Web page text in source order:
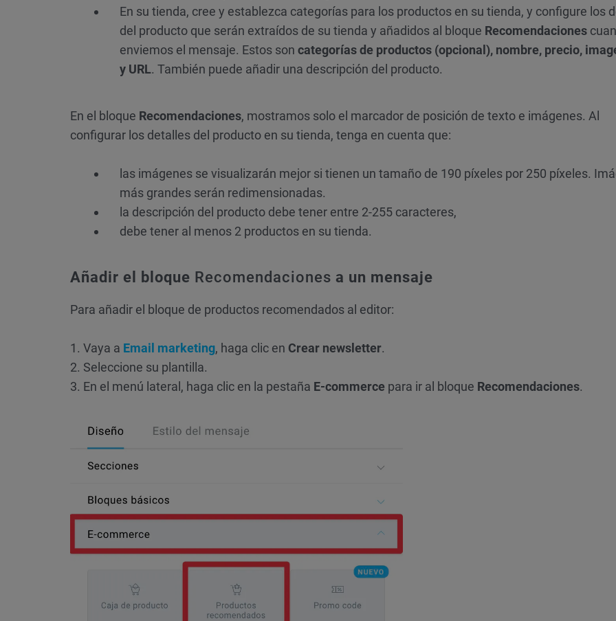
En su tienda, cree y establezca categorías para los productos en su tienda, y configure los
del producto que serán extraídos de su tienda y añadidos al bloque Recomendaciones
enviemos el mensaje. Estos son categorías de productos (opcional), nombre, precio,
y URL. También puede añadir una descripción del producto.
En el bloque Recomendaciones, mostramos solo el marcador de posición de texto e imágenes. Al
configurar los detalles del producto en su tienda, tenga en cuenta que:
las imágenes se visualizarán mejor si tienen un tamaño de 190 píxeles por 250 píxeles.
más grandes serán redimensionadas.
la descripción del producto debe tener entre 2-255 caracteres,
debe tener al menos 2 productos en su tienda.
Añadir el bloque Recomendaciones a un mensaje
Para añadir el bloque de productos recomendados al editor:
1. Vaya a Email marketing, haga clic en Crear newsletter.
2. Seleccione su plantilla.
3. En el menú lateral, haga clic en la pestaña E-commerce para ir al bloque Recomendaciones.